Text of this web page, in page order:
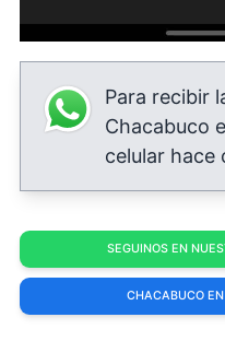
Para recibir
Chacabuco
celular hace
SEGUINOS EN
CHACABUCO